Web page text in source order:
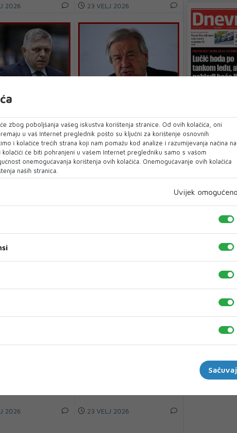
2026 23 VELJ 2026
opskrbu
strujom
premijer Robert Fico
od operatera
mreže da
...
2026
Šef UN-a:: Vladavinu
prava nadvladava
vladavina sile
Ljudska prava su pod napadom
diljem svijeta, upozorio je danas
23 VELJ 2026
rasisticu
2026 23 VELJ 2026
U novom
zbog poboljšanja vašeg iskustva korištenja stranice. Od ovih kolačića, oni
u vaš Internet preglednik pošto su ključni za korištenje osnovnih
i kolačiće trećih strana koji nam pomažu kod analize i razumijevanja načina na
će biti pohranjeni u vašem Internet pregledniku samo s vašom
onemogućavanja korištenja ovih kolačića. Onemogućavanje ovih kolačića
naših stranica.
Uvijek omogućeno
Sačuvaj